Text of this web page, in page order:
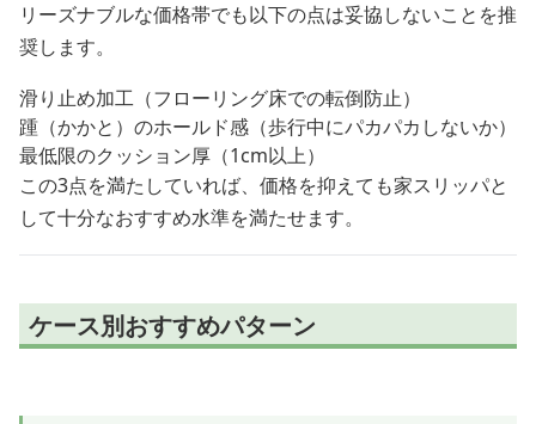
リーズナブルな価格帯でも以下の点は妥協しないことを推
奨します。
滑り止め加工（フローリング床での転倒防止）
踵（かかと）のホールド感（歩行中にパカパカしないか）
最低限のクッション厚（1cm以上）
この3点を満たしていれば、価格を抑えても家スリッパと
して十分なおすすめ水準を満たせます。
ケース別おすすめパターン